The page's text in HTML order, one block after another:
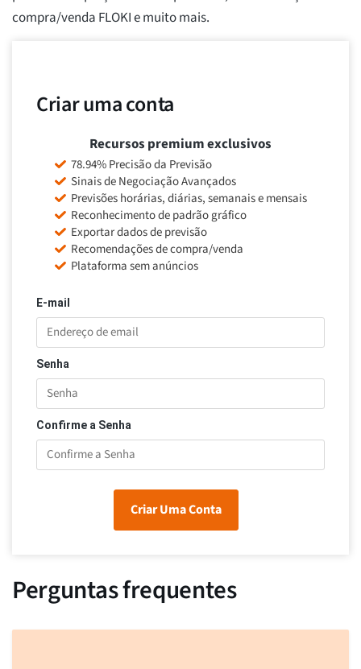
compra/venda FLOKI e muito mais.
Criar uma conta
E-mail
Senha
Confirme a Senha
Criar Uma Conta
Recursos premium exclusivos
78.94% Precisão da Previsão
Sinais de Negociação Avançados
Previsões horárias, diárias, semanais e mensais
Reconhecimento de padrão gráfico
Exportar dados de previsão
Recomendações de compra/venda
Plataforma sem anúncios
Perguntas frequentes